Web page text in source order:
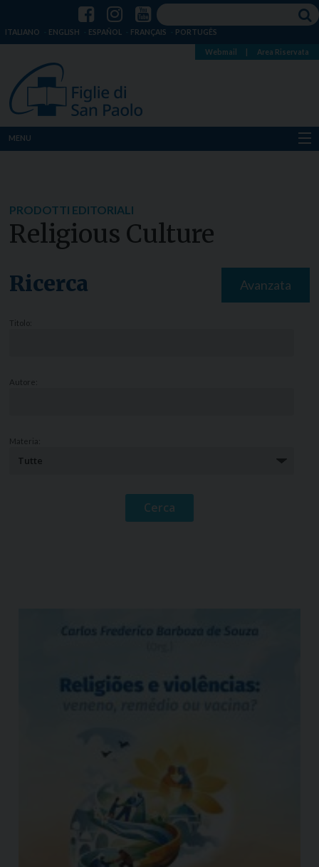
ITALIANO ENGLISH ESPAÑOL FRANÇAIS PORTUGÊS
Webmail Area Riservata
MENU
Notizie
PRODOTTI EDITORIALI
Religious Culture
Ricerca Avanzata
Titolo:
Autore:
Materia: